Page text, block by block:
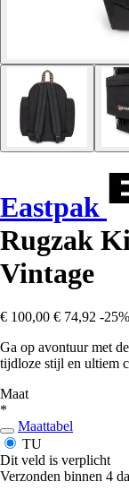
Eastpak
Rugzak
Vintage
€ 100,00 € 74,92 -25%
Ga op avontuur met
tijdloze stijl en ultiem
Maat
*
Maattabel
TU
Dit veld is verplicht
Verzonden binnen 4